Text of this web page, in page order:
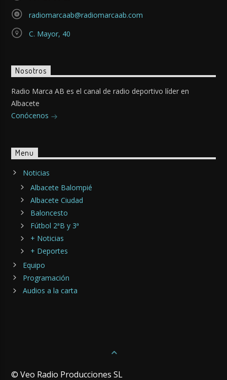
radiomarcaab@radiomarcaab.com
C. Mayor, 40
Nosotros
Radio Marca AB es el canal de radio deportivo líder en
Albacete
Conócenos
Menu
Noticias
Albacete Balompié
Albacete Ciudad
Baloncesto
Fútbol 2ªB y 3ª
+ Noticias
+ Deportes
Equipo
Programación
Audios a la carta
© Veo Radio Producciones SL